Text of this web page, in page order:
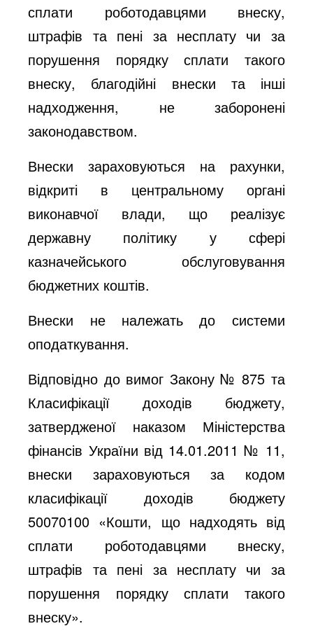
сплати роботодавцями внеску,
штрафів та пені за несплату чи за
порушення порядку сплати такого
внеску, благодійні внески та інші
надходження, не заборонені
законодавством.
Внески зараховуються на рахунки,
відкриті в центральному органі
виконавчої влади, що реалізує
державну політику у сфері
казначейського обслуговування
бюджетних коштів.
Внески не належать до системи
оподаткування.
Відповідно до вимог Закону № 875 та
Класифікації доходів бюджету,
затвердженої наказом Міністерства
фінансів України від 14.01.2011 № 11,
внески зараховуються за кодом
класифікації доходів бюджету
50070100 «Кошти, що надходять від
сплати роботодавцями внеску,
штрафів та пені за несплату чи за
порушення порядку сплати такого
внеску».